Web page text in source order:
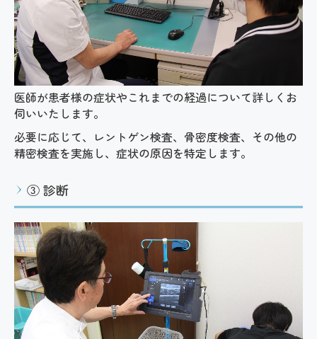
医師が患者様の症状やこれまでの経過について詳しくお
伺いいたします。
必要に応じて、レントゲン検査、骨密度検査、その他の
精密検査を実施し、症状の原因を特定します。
③ 診断